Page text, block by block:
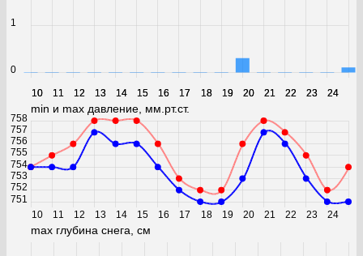
10 11 12 13 14 15 16 17 18 19 20 21 22 23 24
10 11 12 13 14 15 16 17 18 19 20 21 22 23 24
0
1
min и max давление, мм.рт.ст.
10 11 12 13 14 15 16 17 18 19 20 21 22 23 24
751
752
753
754
755
756
757
758
max глубина снега, см